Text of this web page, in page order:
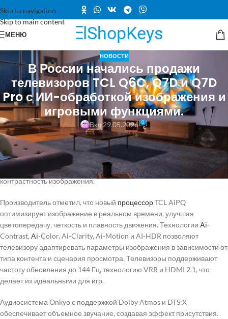
Skip to navigation
Skip to main content
МЕНЮ
НОВОСТИ
В России начались продажи
телевизоров TCL Q6C, Q7D и Q7D
Pro с ИИ-обработкой изображения и
игровыми функциями.
Вкл 29.05.2026 0
Компания TCL представила на российском рынке новые серии
телевизоров: TCL Q6C, Q7D и Q7D Pro. Эти модели оснащены
передовыми технологиями, такими как QD-Mini LED, RGB-Mini LED
и SQD-Mini LED, которые обеспечивают высокую детализацию и
контрастность изображения.
Производитель отметил, что новый процессорTCL AiPQ
оптимизирует изображение в реальном времени, улучшая
цветопередачу, четкость и плавность движения. Технологии Ai-
Contrast, Ai-Color, Ai-Clarity, Ai-Motion и AI-HDR позволяют
телевизору адаптировать параметры изображения в зависимости от
типа контента и сценария просмотра. Телевизоры поддерживают
частоту обновления до 144 Гц, технологию VRR и HDMI 2.1, что
делает их идеальными для игр.
Аудиосистема Onkyo с поддержкой Dolby Atmos и DTS:X
обеспечивает объемное звучание, создавая эффект присутствия.